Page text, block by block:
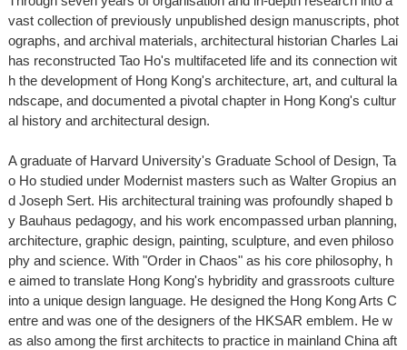
vast collection of previously unpublished design manuscripts, phot
ographs, and archival materials, architectural historian Charles Lai
has reconstructed Tao Ho's multifaceted life and its connection wit
h the development of Hong Kong's architecture, art, and cultural la
ndscape, and documented a pivotal chapter in Hong Kong's cultur
al history and architectural design.
A graduate of Harvard University's Graduate School of Design, Ta
o Ho studied under Modernist masters such as Walter Gropius an
d Joseph Sert. His architectural training was profoundly shaped b
y Bauhaus pedagogy, and his work encompassed urban planning,
architecture, graphic design, painting, sculpture, and even philoso
phy and science. With "Order in Chaos" as his core philosophy, h
e aimed to translate Hong Kong's hybridity and grassroots culture
into a unique design language. He designed the Hong Kong Arts C
entre and was one of the designers of the HKSAR emblem. He w
as also among the first architects to practice in mainland China aft